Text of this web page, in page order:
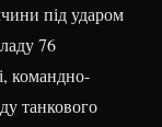
під ударом
76
командно-
танкового